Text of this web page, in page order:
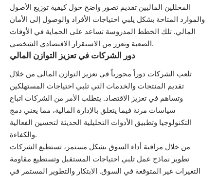
المحللين الماليين تقديم تصور واضح حول كيفية توزيع الأصول
والموارد المتاحة بشكل يلبي احتياجات الأفراد والوصول إلى الأمان
المالي. تلك الخطط المدروسة تساعد على الحماية في الأوقات
الصعبة وتعزز من الاستقرار الاقتصادي الشخصي.
دور الشركات في تعزيز التوازن المالي
تلعب الشركات دوراً محورياً في تعزيز التوازن المالي من خلال
تقديم المنتجات والخدمات التي تلبي احتياجات المستهلكين
وتساهم في تعزيز الاقتصاد. يتطلب الأمر من الشركات اتباع
سياسات مرنة فيما يتعلق بالإدارة المالية، مما يعني دمج
التكنولوجيا وتطبيق الأدوات التحليلية الحديثة لتحسين الفعالية
والكفاءة.
من خلال مراقبة أداء السوق بشكل مستمر، تستطيع الشركات
تطوير نماذج عمل تلبي احتياجات المستقبل وتستطيع مقاومة
التغيرات غير المتوقعة في السوق. الابتكار والتطوير المستمر في